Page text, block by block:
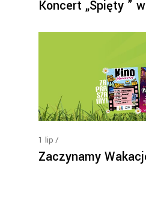
Koncert „Spięty ”
1 lip
Zaczynamy